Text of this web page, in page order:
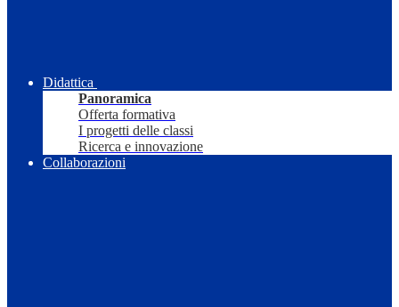
Didattica
Panoramica
Offerta formativa
I progetti delle classi
Ricerca e innovazione
Collaborazioni